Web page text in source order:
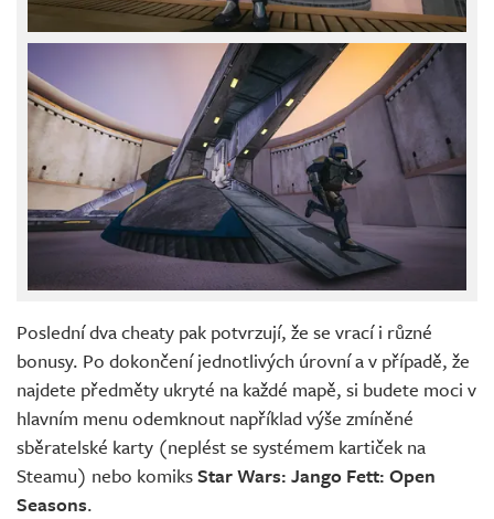
Poslední dva cheaty pak potvrzují, že se vrací i různé
bonusy. Po dokončení jednotlivých úrovní a v případě, že
najdete předměty ukryté na každé mapě, si budete moci v
hlavním menu odemknout například výše zmíněné
sběratelské karty (neplést se systémem kartiček na
Steamu) nebo komiksStar Wars: Jango Fett: Open
Seasons.